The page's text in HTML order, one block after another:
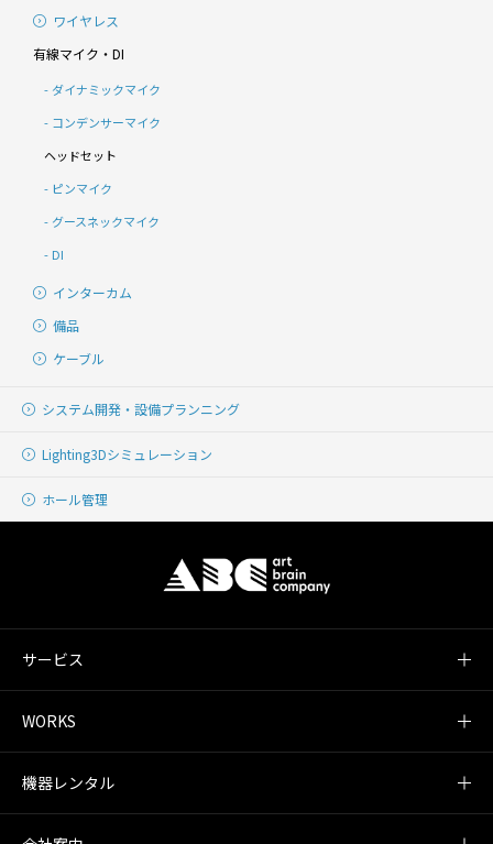
ワイヤレス
有線マイク・DI
ダイナミックマイク
コンデンサーマイク
ヘッドセット
ピンマイク
グースネックマイク
DI
インターカム
備品
ケーブル
システム開発・ 設備プランニング
Lighting3Dシミュレーション
ホール管理
サービス
WORKS
機器レンタル